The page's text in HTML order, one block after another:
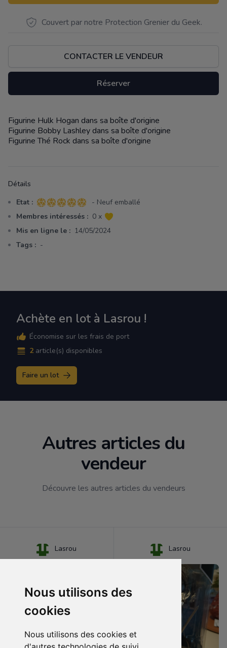
Nous utilisons des
cookies
Nous utilisons des cookies et
Couvert par notre Protection Grenier du Geek.
CONTACTER LE VENDEUR
Réserver
Description
Figurine Hulk Hogan dans sa boîte d'origine
Figurine Bobby Lashley dans sa boîte d'origine
Figurine Thé Rock dans sa boîte d'origine
Détails
Etat : 5 sur 5 étoiles
- Neuf emballé
Membres intéressés : 0 x
Mis en ligne le : 14/05/2024
Tags : -
Achète en lot à Lasrou !
Économise sur les frais de port
2 article(s) disponibles
Faire un lot
Autres articles du
vendeur
Découvre les autres articles du vendeurs
Lasrou Lasrou